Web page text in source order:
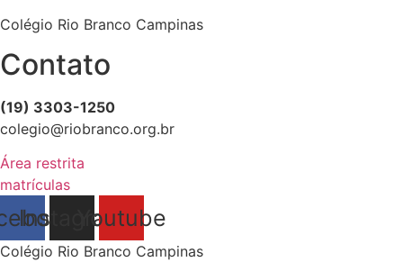
Colégio Rio Branco Campinas
Contato
(19) 3303-1250
colegio@riobranco.org.br
Área restrita
matrículas
InstagramYoutube
Colégio Rio Branco Campinas